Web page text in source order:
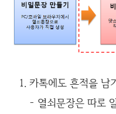
카톡에도 흔적을 남
- 열쇠문장은 따로